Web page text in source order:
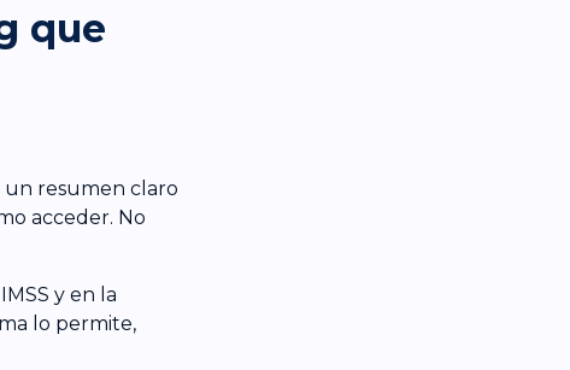
que
resumen claro
acceder. No
y en la
lo permite,